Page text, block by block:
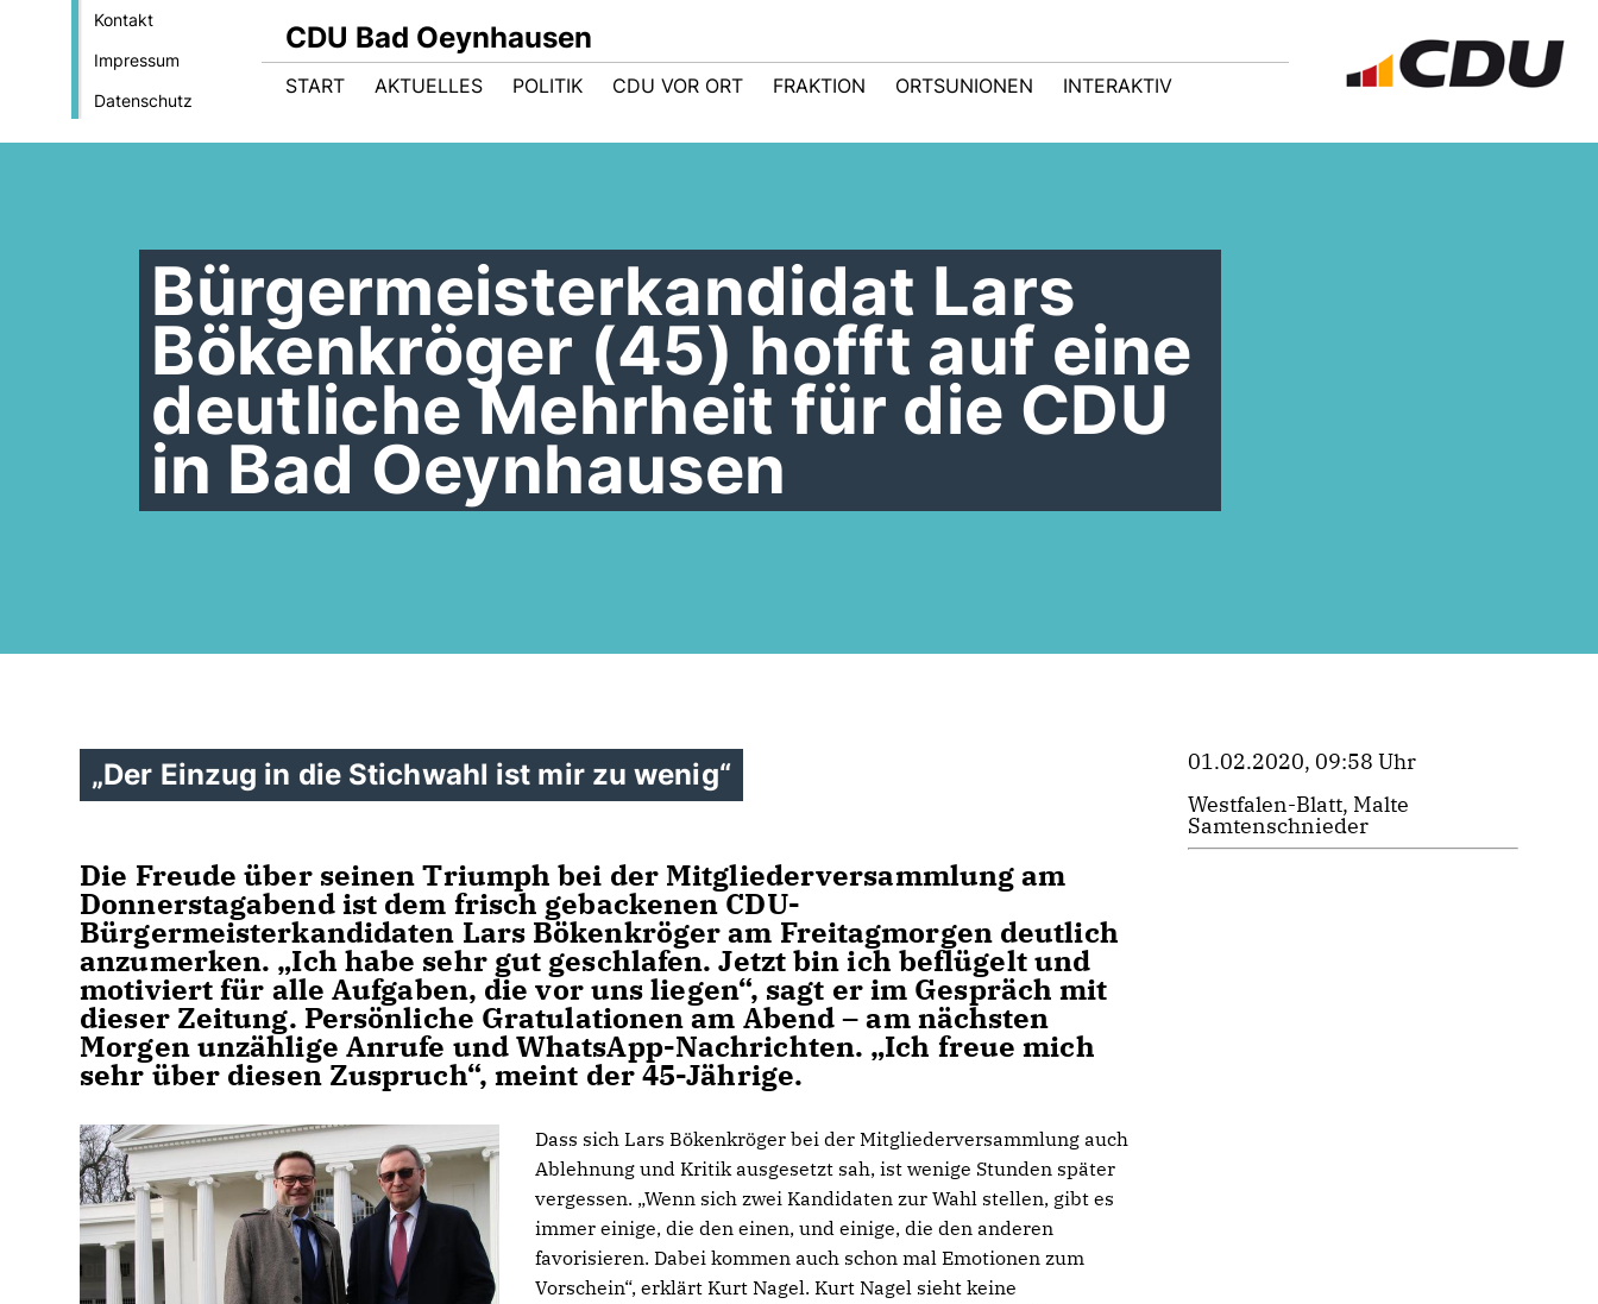
Kontakt
Impressum
Datenschutz
CDU Bad Oeynhausen
START AKTUELLES POLITIK CDU VOR ORT FRAKTION ORTSUNIONEN INTERAKTIV
Bürgermeisterkandidat Lars
Bökenkröger (45) hofft auf eine
deutliche Mehrheit für die CDU
in Bad Oeynhausen
Der Einzug in die Stichwahl ist mir zu wenig“
Die Freude über seinen Triumph bei der Mitgliederversammlung am
Donnerstagabend ist dem frisch gebackenen CDU-
Bürgermeisterkandidaten Lars Bökenkröger am Freitagmorgen deutlich
anzumerken. „Ich habe sehr gut geschlafen. Jetzt bin ich beflügelt und
motiviert für alle Aufgaben, die vor uns liegen“, sagt er im Gespräch mit
dieser Zeitung. Persönliche Gratulationen am Abend – am nächsten
Morgen unzählige Anrufe und WhatsApp-Nachrichten. „Ich freue mich
sehr über diesen Zuspruch“, meint der 45-Jährige.
Dass sich Lars Bökenkröger bei der Mitgliederversammlung auch
Ablehnung und Kritik ausgesetzt sah, ist wenige Stunden später
vergessen. „Wenn sich zwei Kandidaten zur Wahl stellen, gibt es
immer einige, die den einen, und einige, die den anderen
favorisieren. Dabei kommen auch schon mal Emotionen zum
Vorschein“, erklärt Kurt Nagel. Kurt Nagel sieht keine
01.02.2020, 09:58 Uhr
Westfalen-Blatt, Malte
Samtenschnieder